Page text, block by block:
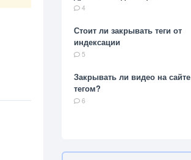
4
Стоит ли закрывать теги от
индексации
5
Закрывать ли видео на сайте
тегом?
6